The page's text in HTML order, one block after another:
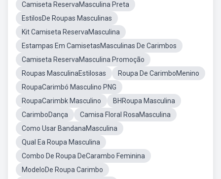
Camiseta ReservaMasculina Preta
EstilosDe Roupas Masculinas
Kit Camiseta ReservaMasculina
Estampas Em CamisetasMasculinas De Carimbos
Camiseta ReservaMasculina Promoção
Roupas MasculinaEstilosas
Roupa De CarimboMenino
RoupaCarimbó Masculino PNG
RoupaCarimbk Masculino
BHRoupa Masculina
CarimboDança
Camisa Floral RosaMasculina
Como Usar BandanaMasculina
Qual Ea Roupa Masculina
Combo De Roupa DeCarambo Feminina
ModeloDe Roupa Carimbo